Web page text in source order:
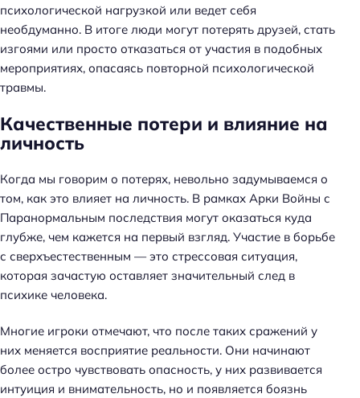
психологической нагрузкой или ведет себя
необдуманно. В итоге люди могут потерять друзей, стать
изгоями или просто отказаться от участия в подобных
мероприятиях, опасаясь повторной психологической
травмы.
Качественные потери и влияние на
личность
Когда мы говорим о потерях, невольно задумываемся о
том, как это влияет на личность. В рамках Арки Войны с
Паранормальным последствия могут оказаться куда
глубже, чем кажется на первый взгляд. Участие в борьбе
с сверхъестественным — это стрессовая ситуация,
которая зачастую оставляет значительный след в
психике человека.
Многие игроки отмечают, что после таких сражений у
них меняется восприятие реальности. Они начинают
более остро чувствовать опасность, у них развивается
интуиция и внимательность, но и появляется боязнь